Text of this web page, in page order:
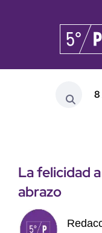
8
La felicidad
abrazo